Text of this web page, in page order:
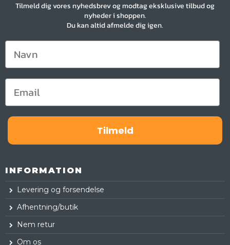
Tilmeld dig vores nyhedsbrev og modtag eksklusive tilbud og
nyheder i shoppen.
Du kan altid afmelde dig igen.
Tilmeld
INFORMATION
Levering og forsendelse
Afhentning/butik
Nem retur
Om os